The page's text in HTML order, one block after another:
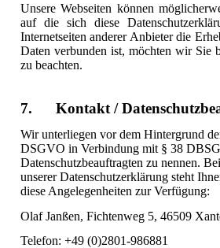
Unsere Webseiten können
auf die sich diese
Internetseiten anderer Anbieter die
Daten verbunden ist, möchten wir Sie
zu beachten.
7. Kontakt /
Wir unterliegen vor dem Hintergrund
DSGVO in Verbindung mit § 38
Datenschutzbeauftragten zu nennen.
unserer Datenschutzerklärung steht
diese Angelegenheiten zur Verfügung:
Olaf Janßen, Fichtenweg 5, 46509
Telefon: +49 (0)2801-986881